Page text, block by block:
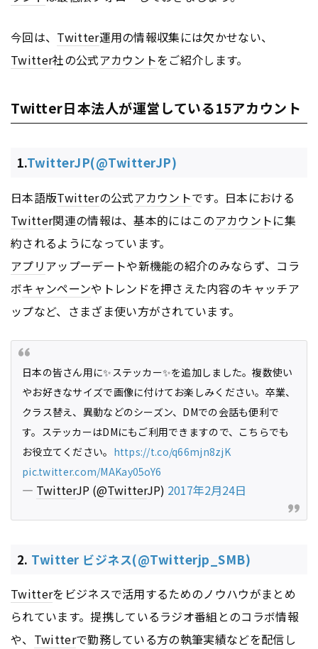
今回は、 Twitter運用の情報収集には欠かせない、
Twitter社の公式アカウントをご紹介します。
Twitter日本法人が運営している15アカウント
1.TwitterJP(@TwitterJP)
日本語版Twitterの公式アカウントです。日本における
Twitter関連の情報は、基本的にはこのアカウントに集
約されるようになっています。
アプリアップーデートや新機能の紹介のみならず、コラ
ボキャンペーンやトレンドを押さえた内容のキャッチア
ップなど、さまざま使い方がされています。
日本の皆さん用に✨ステッカー✨を追加しました。複数使い
やお好きなサイズで画像に付けてお楽しみください。卒業、
クラス替え、異動などのシーズン、DMでの会話も便利で
す。ステッカーはDMにもご利用できますので、こちらでも
お役立てください。 https://t.co/q66mjn8zjK
pic.twitter.com/MAKay05oY6
— TwitterJP (@TwitterJP) 2017年2月24日
2. Twitter ビジネス(@Twitterjp_SMB)
Twitterをビジネスで活用するためのノウハウがまとめ
られています。提携しているラジオ番組とのコラボ情報
や、 Twitterで勤務している方の執筆実績などを配信し